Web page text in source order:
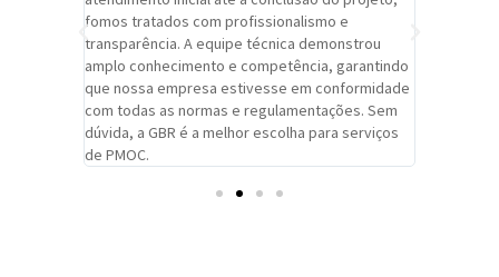
fomos tratados com profissionalismo e
transparência. A equipe técnica demonstrou
amplo conhecimento e competência, garantindo
que nossa empresa estivesse em conformidade
com todas as normas e regulamentações. Sem
dúvida, a GBR é a melhor escolha para serviços
de PMOC.